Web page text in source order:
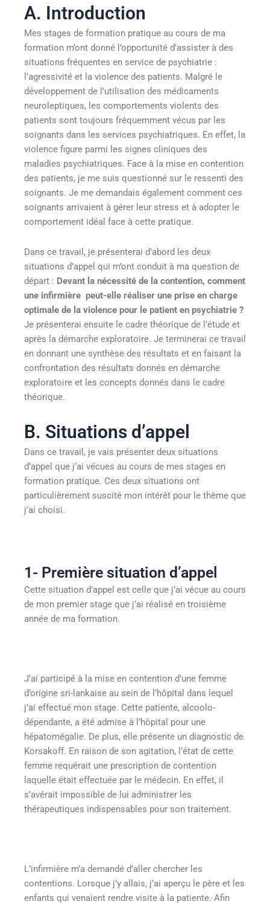
A. Introduction
Mes stages de formation pratique au cours de ma
formation m’ont donné l’opportunité d’assister à des
situations fréquentes en service de psychiatrie :
l’agressivité et la violence des patients. Malgré le
développement de l’utilisation des médicaments
neuroleptiques, les comportements violents des
patients sont toujours fréquemment vécus par les
soignants dans les services psychiatriques. En effet, la
violence figure parmi les signes cliniques des
maladies psychiatriques. Face à la mise en contention
des patients, je me suis questionné sur le ressenti des
soignants. Je me demandais également comment ces
soignants arrivaient à gérer leur stress et à adopter le
comportement idéal face à cette pratique.
Dans ce travail, je présenterai d’abord les deux
situations d’appel qui m’ont conduit à ma question de
départ : Devant la nécessité de la contention, comment
une infirmière peut-elle réaliser une prise en charge
optimale de la violence pour le patient en psychiatrie ?
Je présenterai ensuite le cadre théorique de l’étude et
après la démarche exploratoire. Je terminerai ce travail
en donnant une synthèse des résultats et en faisant la
confrontation des résultats donnés en démarche
exploratoire et les concepts donnés dans le cadre
théorique.
B. Situations d’appel
Dans ce travail, je vais présenter deux situations
d’appel que j’ai vécues au cours de mes stages en
formation pratique. Ces deux situations ont
particulièrement suscité mon intérêt pour le thème que
j’ai choisi.
1- Première situation d’appel
Cette situation d’appel est celle que j’ai vécue au cours
de mon premier stage que j’ai réalisé en troisième
année de ma formation.
J’ai participé à la mise en contention d’une femme
d’origine sri-lankaise au sein de l’hôpital dans lequel
j’ai effectué mon stage. Cette patiente, alcoolo-
dépendante, a été admise à l’hôpital pour une
hépatomégalie. De plus, elle présente un diagnostic de
Korsakoff. En raison de son agitation, l’état de cette
femme requérait une prescription de contention
laquelle était effectuée par le médecin. En effet, il
s’avérait impossible de lui administrer les
thérapeutiques indispensables pour son traitement.
L’infirmière m’a demandé d’aller chercher les
contentions. Lorsque j’y allais, j’ai aperçu le père et les
enfants qui venaient rendre visite à la patiente. Afin